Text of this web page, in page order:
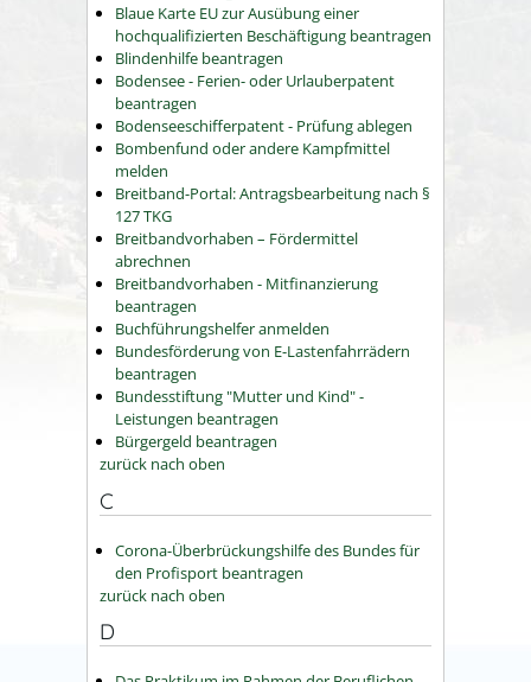
Blaue Karte EU zur Ausübung einer
hochqualifizierten Beschäftigung beantragen
Blindenhilfe beantragen
Bodensee - Ferien- oder Urlauberpatent
beantragen
Bodenseeschifferpatent - Prüfung ablegen
Bombenfund oder andere Kampfmittel
melden
Breitband-Portal: Antragsbearbeitung nach §
127 TKG
Breitbandvorhaben – Fördermittel
abrechnen
Breitbandvorhaben - Mitfinanzierung
beantragen
Buchführungshelfer anmelden
Bundesförderung von E-Lastenfahrrädern
beantragen
Bundesstiftung "Mutter und Kind" -
Leistungen beantragen
Bürgergeld beantragen
zurück nach oben
C
Corona-Überbrückungshilfe des Bundes für
den Profisport beantragen
zurück nach oben
D